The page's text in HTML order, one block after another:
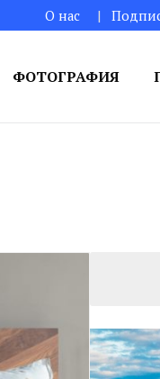
О нас
ФОТОГРАФИЯ